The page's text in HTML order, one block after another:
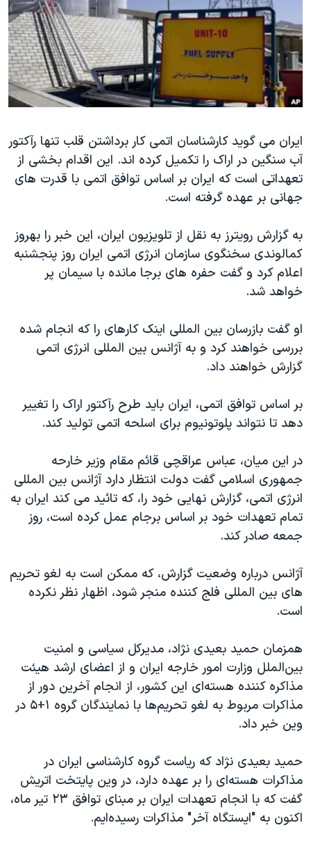
فرهنگ و زندگی
حقوق شهروندی
اقتصادی
علم و فناوری
گالری عکس
آرشیو پخش زنده
مستندها
انتخابات ریاست جمهوری آمریکا ۲۰۲۴
حمله جمهوری اسلامی به اسرائیل
رمز مهسا
اعتراضات زن، زندگی، آزادی
مجموعه مستندهای دادخواهی
تریبونال مردمی آبان ۹۸
چهل سال گروگان‌گیری
قانون شفافیت دارائی کادر رهبری ایران
اعتراضات مردمی آبان ۹۸
نرگس محمدی برنده جایزه نوبل صلح
همایش محافظه‌کاران آمریکا «سی‌پک»
سفر پرزیدنت ترامپ به چین
دنبال کنید
زبانهای مختلف
ایران می گوید کارشناسان اتمی کار برداشتن قلب تنها رآکتور
آب سنگین در اراک را تکمیل کرده اند. این اقدام بخشی از
تعهداتی است که ایران بر اساس توافق اتمی با قدرت های
جهانی بر عهده گرفته است.
به گزارش رویترز به نقل از تلویزیون ایران، این خبر را بهروز
کمالوندی سخنگوی سازمان انرژی اتمی ایران روز پنجشنبه
اعلام کرد و گفت حفره های برجا مانده با سیمان پر
خواهد شد.
او گفت بازرسان بین المللی اینک کارهای را که انجام شده
بررسی خواهند کرد و به آژانس بین المللی انرژی اتمی
گزارش خواهند داد.
بر اساس توافق اتمی، ایران باید طرح رآکتور اراک را تغییر
دهد تا نتواند پلوتونیوم برای اسلحه اتمی تولید کند.
در این میان، عباس عراقچی قائم مقام وزیر خارحه
جمهوری اسلامی گفت دولت انتظار دارد آژانس بین المللی
انرژی اتمی، گزارش نهایی خود را، که تائید می کند ایران به
تمام تعهدات خود بر اساس برجام عمل کرده است، روز
جمعه صادر کند.
آژانس درباره وضعیت گزارش، که ممکن است به لغو تحریم
های بین المللی فلج کننده منجر شود، اظهار نظر نکرده
است.
همزمان حمید بعیدی نژاد، مدیرکل سیاسی و امنیت
بین‌الملل وزارت امور خارجه ایران و از اعضای ارشد هیئت
مذاکره کننده هسته‌ای این کشور، از انجام آخرین دور از
مذاکرات مربوط به لغو تحریم‌ها با نمایندگان گروه ۱+۵ در
وین خبر داد.
حمید بعیدی نژاد که ریاست گروه کارشناسی ایران در
مذاکرات هسته‌ای را بر عهده دارد، در وین پایتخت اتریش
گفت که با انجام تعهدات ایران بر مبنای توافق ۲۳ تیر ماه،
اکنون به "ایستگاه آخر" مذاکرات رسیده‌ایم.